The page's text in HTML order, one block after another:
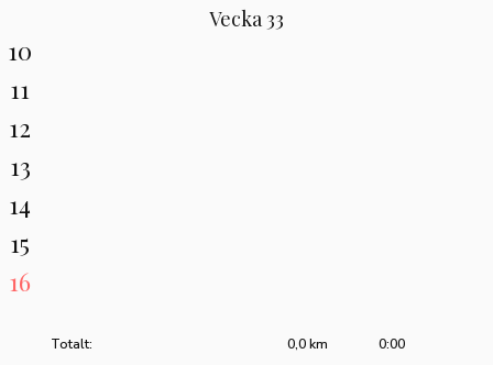
Vecka 33
10
11
12
13
14
15
16
Totalt: 0:00
0,0 km